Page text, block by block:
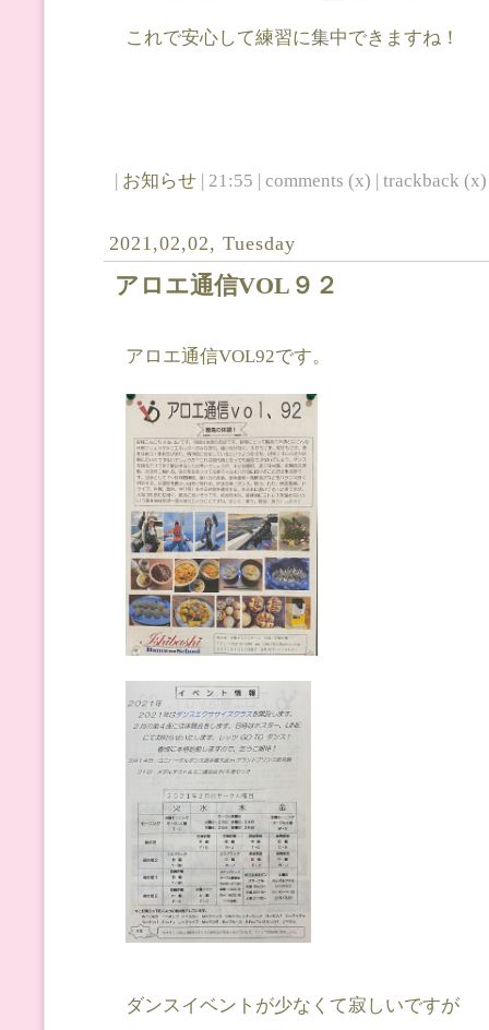
これで安心して練習に集中できますね！
| お知らせ | 21:55 | comments (x) | trackback (x)
2021,02,02, Tuesday
アロエ通信VOL９２
アロエ通信VOL92です。
ダンスイベントが少なくて寂しいですが